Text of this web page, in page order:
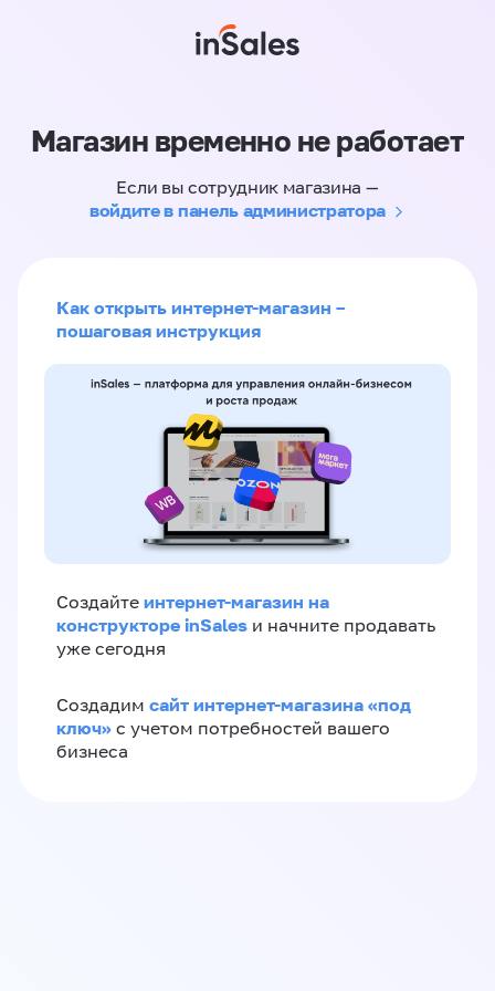
Магазин временно не работает
Если вы сотрудник магазина —
войдите в панель администратора
Как открыть интернет-магазин –
пошаговая инструкция
Создайте интернет-магазин на
конструкторе inSales и начните продавать
уже сегодня
Создадим сайт интернет-магазина «под
ключ» с учетом потребностей вашего
бизнеса